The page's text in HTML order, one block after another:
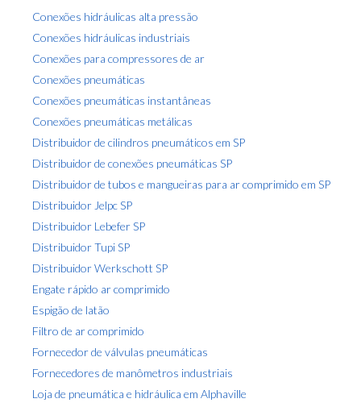
Conexões hidráulicas alta pressão
Conexões hidráulicas industriais
Conexões para compressores de ar
Conexões pneumáticas
Conexões pneumáticas instantâneas
Conexões pneumáticas metálicas
Distribuidor de cilindros pneumáticos em SP
Distribuidor de conexões pneumáticas SP
Distribuidor de tubos e mangueiras para ar comprimido em SP
Distribuidor Jelpc SP
Distribuidor Lebefer SP
Distribuidor Tupi SP
Distribuidor Werkschott SP
Engate rápido ar comprimido
Espigão de latão
Filtro de ar comprimido
Fornecedor de válvulas pneumáticas
Fornecedores de manômetros industriais
Loja de pneumática e hidráulica em Alphaville